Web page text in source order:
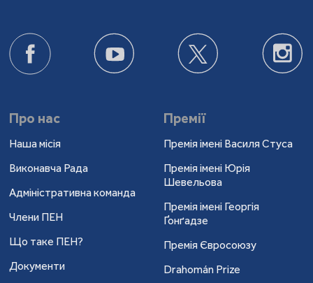
Про нас
Наша місія
Виконавча Рада
Адміністративна команда
Члени ПЕН
Що таке ПЕН?
Документи
Премії
Премія імені Василя Стуса
Премія імені Юрія
Шевельова
Премія імені Георгія
Ґонґадзе
Премія Євросоюзу
Drahomán Prize